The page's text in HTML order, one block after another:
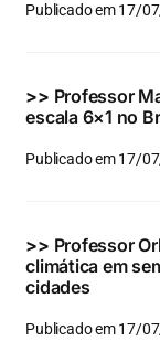
Publicado em 17/
>> Professor
escala 6×1 no
Publicado em 17/
>> Professor
climática em
cidades
Publicado em 17/